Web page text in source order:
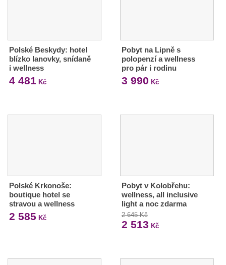
Polské Beskydy: hotel
blízko lanovky, snídaně
i wellness
4 481 Kč
Pobyt na Lipně s
polopenzí a wellness
pro pár i rodinu
3 990 Kč
Polské Krkonoše:
boutique hotel se
stravou a wellness
2 585 Kč
Pobyt v Kolobřehu:
wellness, all inclusive
light a noc zdarma
2 645 Kč
2 513 Kč